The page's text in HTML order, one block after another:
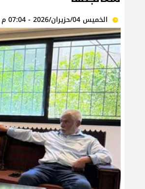
الخميس 04/حزيران/2026 - 07:04 م